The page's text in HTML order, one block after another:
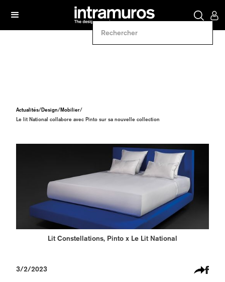
Actualités/Design/Mobilier/
Le lit National collabore avec Pinto sur sa nouvelle collection
Lit Constellations, Pinto x Le Lit National
3/2/2023